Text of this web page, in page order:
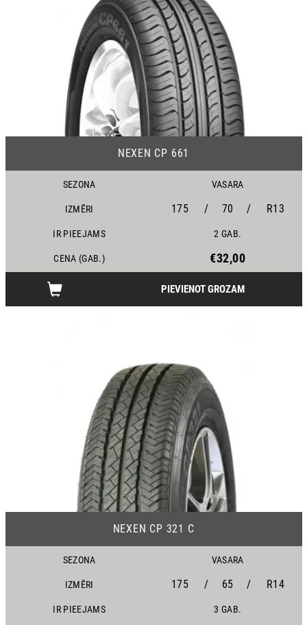
NEXEN CP 661
SEZONA VASARA
IZMĒRI 175 / 70 / R13
IR PIEEJAMS 2 GAB.
CENA (GAB.) €32,00
PIEVIENOT GROZAM
NEXEN CP 321 C
SEZONA VASARA
IZMĒRI 175 / 65 / R14
IR PIEEJAMS 3 GAB.